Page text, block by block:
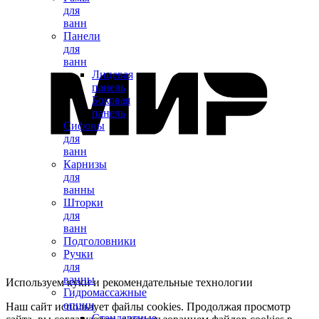
для
ванн
Панели
для
ванн
Лицевая
панель
Боковая
панель
Сифоны
для
ванн
Карнизы
для
ванны
Шторки
для
ванн
Подголовники
Ручки
для
ванны
Гидромассажные
опции
Используем куки и рекомендательные технологии
Наш сайт использует файлы cookies. Продолжая просмотр